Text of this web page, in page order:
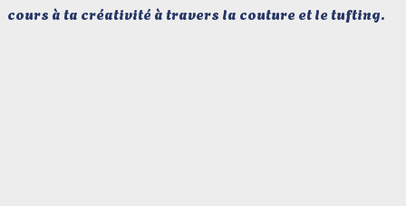
cours à ta créativité à travers la couture et le tufting.